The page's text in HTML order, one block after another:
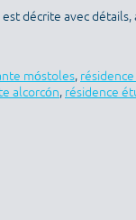
décrite avec
móstoles,
alcorcón, résidence